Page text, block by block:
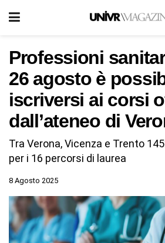
Professioni
26 agosto è
iscriversi ai corsi
dall’ateneo di
Tra Verona, Vicenza e Trento
per i 16 percorsi di laurea
8 Agosto 2025